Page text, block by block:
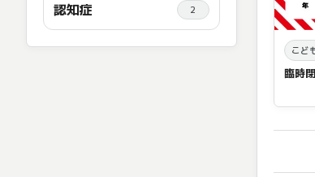
認知症 2
こど
臨時